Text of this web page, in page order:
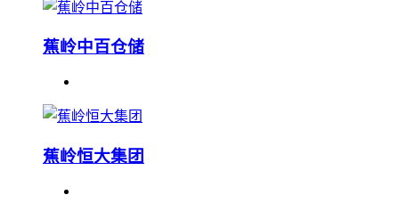
蕉岭中百仓储
蕉岭恒大集团